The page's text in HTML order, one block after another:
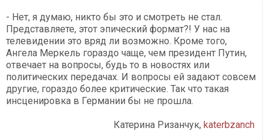
- Нет, я думаю, никто бы это и смотреть не стал.
Представляете, этот эпический формат?! У нас на
телевидении это вряд ли возможно. Кроме того,
Ангела Меркель гораздо чаще, чем президент Путин,
отвечает на вопросы, будь то в новостях или
политических передачах. И вопросы ей задают совсем
другие, гораздо более критические. Так что такая
инсценировка в Германии бы не прошла.
Катерина Ризанчук, katerbzanch